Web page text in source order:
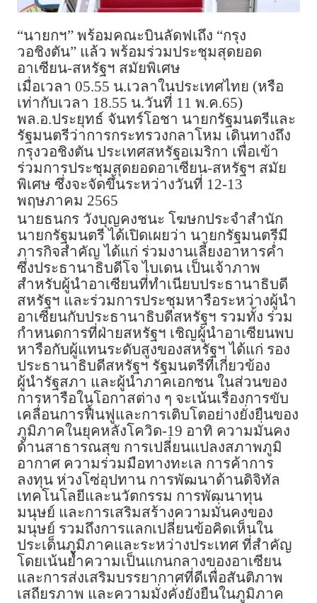
“นายกฯ” พร้อมคณะบินลัดฟเถึง “กรุง
วอชิงตัน” แล้ว พร้อมร่วมประชุมสุดยอด
อาเซียน-สหรัฐฯ สมัยพิเศษ
เมื่อเวลา 05.55 น.เวลาในประเทศไทย (หรือ
เท่ากับเวลา 18.55 น.วันที่ 11 พ.ค.65)
พล.อ.ประยุทธ์ จันทร์โอชา นายกรัฐมนตรีและ
รัฐมนตรีว่าการกระทรวงกลาโหม เดินทางถึง
กรุงวอชิงตัน ประเทศสหรัฐอเมริกา เพื่อเข้า
ร่วมการประชุมสุดยอดอาเซียน-สหรัฐฯ สมัย
พิเศษ ซึ่งจะจัดขึ้นระหว่างวันที่ 12-13
พฤษภาคม 2565
นายธนกร วังบุญคงชนะ โฆษกประจำสำนัก
นายกรัฐมนตรี ได้เปิดเผยว่า นายกรัฐมนตรีมี
ภารกิจสำคัญ ได้แก่ ร่วมงานเลี้ยงอาหารค่ำ
ซึ่งประธานาธิบดีโจ ไบเดน เป็นเจ้าภาพ
สำหรับผู้นำอาเซียนที่ทำเนียบประธานาธิบดี
สหรัฐฯ และร่วมการประชุมหารือระหว่างผู้นำ
อาเซียนกับประธานาธิบดีสหรัฐฯ รวมทั้ง ร่วม
กำหนดการที่ฝ่ายสหรัฐฯ เชิญผู้นำอาเซียนพบ
หารือกับผู้แทนระดับสูงของสหรัฐฯ ได้แก่ รอง
ประธานาธิบดีสหรัฐฯ รัฐมนตรีที่เกี่ยวข้อง
ผู้นำรัฐสภา และผู้นำภาคเอกชน ในส่วนของ
การหารือในโอกาสต่าง ๆ จะเน้นเรื่องการขับ
เคลื่อนการฟื้นฟูและการเติบโตอย่างยั่งยืนของ
ภูมิภาคในยุคหลังโควิด-19 อาทิ ความมั่นคง
ด้านสาธารณสุข การเปลี่ยนแปลงสภาพภูมิ
อากาศ ความร่วมมือทางทะเล การค้าการ
ลงทุน ห่วงโซ่อุปทาน การพัฒนาด้านดิจิทัล
เทคโนโลยีและนวัตกรรม การพัฒนาทุน
มนุษย์ และการเสริมสร้างความมั่นคงของ
มนุษย์ รวมถึงการแลกเปลี่ยนข้อคิดเห็นใน
ประเด็นภูมิภาคและระหว่างประเทศ ที่สำคัญ
โดยเน้นย้ำความเป็นแกนกลางของอาเซียน
และการส่งเสริมบรรยากาศที่ดีเพื่อสันติภาพ
เสถียรภาพ และความมั่งคั่งยังยืนในภูมิภาค